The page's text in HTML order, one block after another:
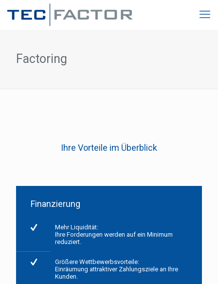
Factoring
Ihre Vorteile im Überblick
Finanzierung
Mehr Liquidität:
Ihre Forderungen werden auf ein Minimum
reduziert.
Größere Wettbewerbsvorteile:
Einräumung attraktiver Zahlungsziele an Ihre
Kunden.